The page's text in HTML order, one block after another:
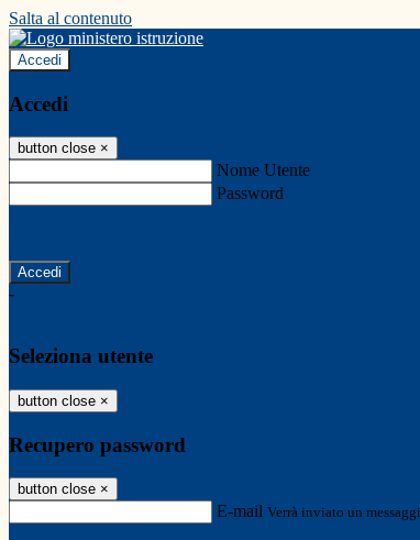
Salta al contenuto
Accedi
Accedi
button close ×
Nome Utente
Password
-
Seleziona utente
button close ×
Recupero password
button close ×
E-mail Verrà inviato un